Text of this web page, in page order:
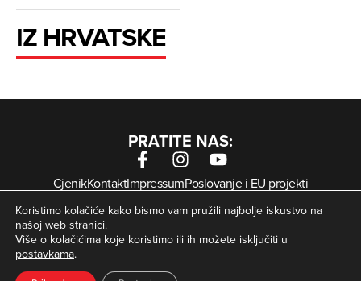
IZ HRVATSKE
PRATITE NAS:
CjenikKontaktImpressumPoslovanje i EU projekti
Arhiva digitalnih novina
Uvjeti korištenjaZaštita privatnosti
Kolačići
© Zagorje International – Sva prava pridržana | Developed
bykrMedia
Koristimo kolačiće kako bismo vam pružili najbolje iskustvo na
našoj web stranici.
Više o kolačićima koje koristimo ili ih možete isključiti u
postavkama.